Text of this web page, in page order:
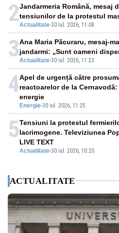
2Actualitate-30 iul. 2026, 11:08
Jandarmeria Română, mesaj
tensiunilor de la protestul
3Actualitate-30 iul. 2026, 11:23
Ana Maria Păcuraru, mesaj-
jandarmi: „Sunt oameni
4
Energie-30 iul. 2026, 11:25
Apel de urgență către
reactoarelor de la
energie
5
Actualitate-30 iul. 2026, 10:20
Tensiuni la protestul
lacrimogene. Televiziunea
LIVE TEXT
ACTUALITATE